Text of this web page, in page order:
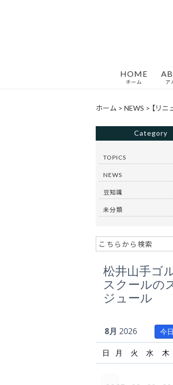
HOME
ホーム ア
ホーム > NEWS > 【リ
Category
TOPICS
NEWS
豆知識
未分類